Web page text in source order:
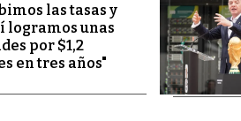
las tasas y
logramos unas
por $1,2
en tres años"